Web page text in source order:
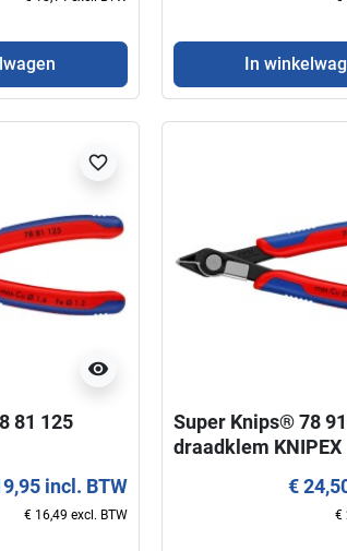
14
BTW
excl. BTW
Schaar voor elektriciens
05 10 KNIPEX
€ 22,50 incl.
€ 18,60 excl.
In
visibility
favorite_border
81 125
incl. BTW
€ 16,49 excl. BTW
Super Knips® 78
draadklem KNIPEX
€
€